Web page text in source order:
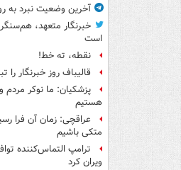
آخرین وضعیت نبرد به
خبرنگار متعهد،
است
نقطه، ته خط!
قالیباف روز خبرنگار
پزشکیان: ما نوکر مردم
هستیم
عراقچی: زمان آن فرا
متکی باشیم
ترامپ التماس‌کننده
ویران کرد